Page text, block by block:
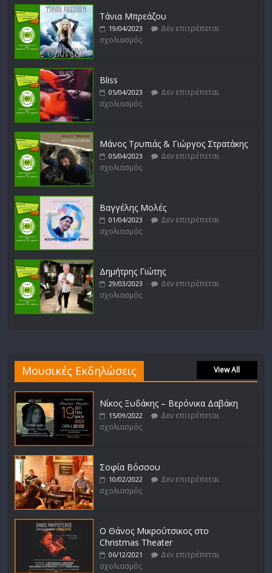
σχολιασμός
Τάνια Μπρεάζου
19/04/2023
Δεν επιτρέπεται
σχολιασμός
Bliss
05/04/2023
Δεν επιτρέπεται
σχολιασμός
Μάνος Τρυπιάς & Γιώργος Στρατάκης
05/04/2023
Δεν επιτρέπεται
σχολιασμός
Βαγγέλης Μολές
01/04/2023
Δεν επιτρέπεται
σχολιασμός
Δημήτρης Γιώτης
29/03/2023
Δεν επιτρέπεται
σχολιασμός
Μουσικές Εκδηλώσεις View All
Νίκος Ξυδάκης – Βερόνικα Δαβάκη
15/09/2022
Δεν επιτρέπεται
σχολιασμός
Σοφία Βόσσου
10/02/2022
Δεν επιτρέπεται
σχολιασμός
Ο Θάνος Μικρούτσικος στο
Christmas Theater
06/12/2021
Δεν επιτρέπεται
σχολιασμός